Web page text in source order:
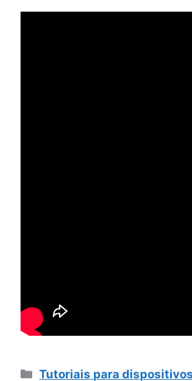
Categorias
Tutoriais para